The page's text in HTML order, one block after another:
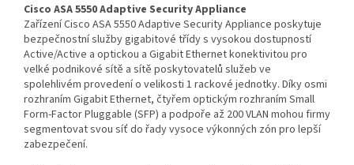
Cisco ASA 5550 Adaptive Security Appliance
Zařízení Cisco ASA 5550 Adaptive Security Appliance poskytuje
bezpečnostní služby gigabitové třídy s vysokou dostupností
Active/Active a optickou a Gigabit Ethernet konektivitou pro
velké podnikové sítě a sítě poskytovatelů služeb ve
spolehlivém provedení o velikosti 1 rackové jednotky. Díky osmi
rozhraním Gigabit Ethernet, čtyřem optickým rozhraním Small
Form-Factor Pluggable (SFP) a podpoře až 200 VLAN mohou firmy
segmentovat svou síť do řady vysoce výkonných zón pro lepší
zabezpečení.